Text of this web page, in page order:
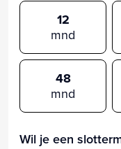
12
mnd
48
mnd
Wil je een